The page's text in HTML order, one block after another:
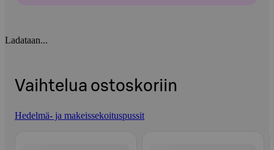
Ladataan...
Vaihtelua ostoskoriin
Hedelmä- ja makeissekoituspussit